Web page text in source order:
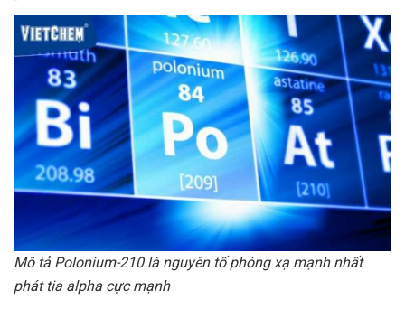
Mô tả Polonium-210 là nguyên tố phóng xạ mạnh nhất
phát tia alpha cực mạnh